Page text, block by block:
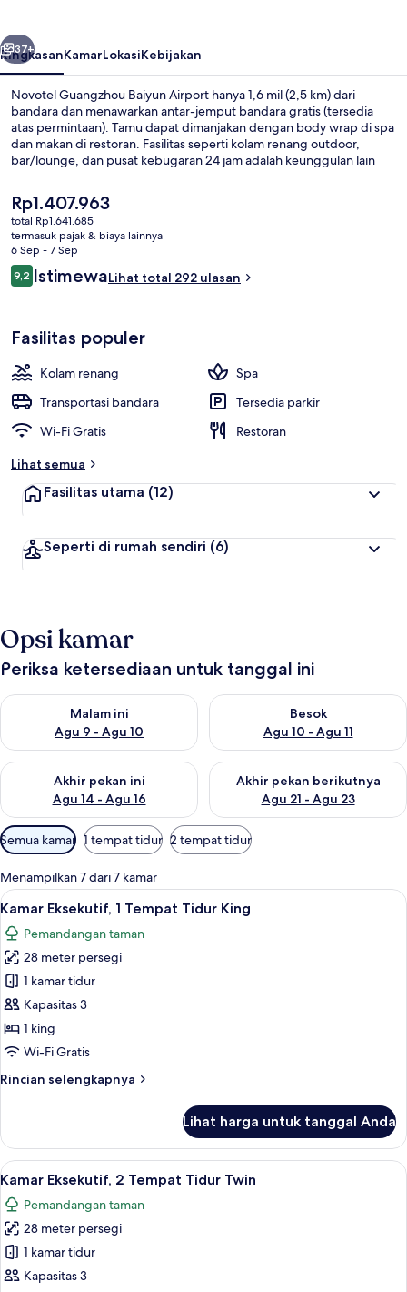
Berikutnya
37+
RingkasanKamarLokasiKebijakan
Novotel Guangzhou Baiyun Airport hanya 1,6 mil (2,5 km) dari
bandara dan menawarkan antar-jemput bandara gratis (tersedia
atas permintaan). Tamu dapat dimanjakan dengan body wrap di spa
dan makan di restoran. Fasilitas seperti kolam renang outdoor,
bar/lounge, dan pusat kebugaran 24 jam adalah keunggulan lain
ini berada dekat dengan transportasi umum: Stasiun Baiyun Airport
South berjarak 4 menit dan Stasiun Baiyun Airport North berjarak 8
menit.
Harga
saat
ini
Rp1.407.963
Rp1.407.963
total Rp1.641.685
termasuk pajak & biaya lainnya
6 Sep - 7 Sep
Ulasan
9,29,2 dari 10
IstimewaLihat total 292 ulasan
Fasilitas populer
Kolam renang
Spa
Transportasi bandara
Tersedia parkir
Wi-Fi Gratis
Restoran
Lihat semua
Fasilitas utama (12)
Seperti di rumah sendiri (6)
Opsi kamar
Periksa ketersediaan untuk tanggal ini
Malam ini
Agu 9 - Agu 10
Periksa ketersediaan untuk malam ini Agu 9 - Agu 10
Besok
Agu 10 - Agu 11
Periksa ketersediaan untuk
Akhir pekan ini
Agu 14 - Agu 16
Periksa ketersediaan untuk akhir pekan ini Agu 14 - Agu 16
Akhir pekan berikutnya
Agu 21 - Agu 23
Periksa ketersediaan untuk
Filter
tersedia
untuk
kamar
Semua kamar 1 tempat tidur 2 tempat tidur
Menampilkan 7 dari 7 kamar
Lihat
semua
foto
untuk
Kamar
Eksekutif,
1
Tempat
King
Kamar Eksekutif, 1 Tempat Tidur
5
Kamar Eksekutif, 1 Tempat Tidur King
Pemandangan taman
28 meter persegi
1 kamar tidur
Kapasitas 3
1 king
Wi-Fi Gratis
Rincian selengkapnya
Rincian
Kamar
Eksekutif,
1
Tempat
Tidur
King
Lihat harga untuk tanggal Anda
Lihat
semua
foto
untuk
Kamar
Eksekutif,
Kamar Eksekutif, 2 Tempat Tidur
3
Kamar Eksekutif, 2 Tempat Tidur Twin
Pemandangan taman
28 meter persegi
1 kamar tidur
Kapasitas 3